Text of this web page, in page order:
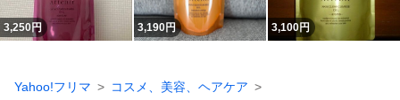
3,250円 3,190円 3,100円
Yahoo!フリマ
コスメ、美容、ヘアケア